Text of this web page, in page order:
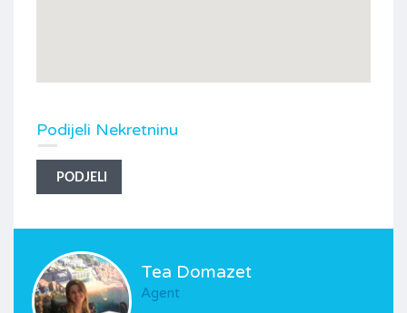
Podijeli Nekretninu
PODJELI
Tea Domazet
Agent